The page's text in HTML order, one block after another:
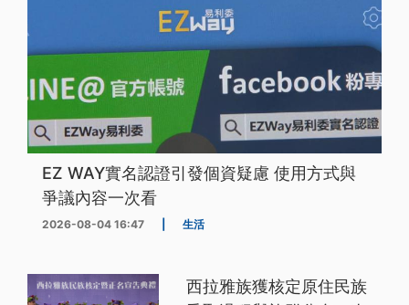
EZ WAY實名認證引發個資疑慮 使用方式與
爭議內容一次看
2026-08-04 16:47 生活
西拉雅族獲核定原住民族